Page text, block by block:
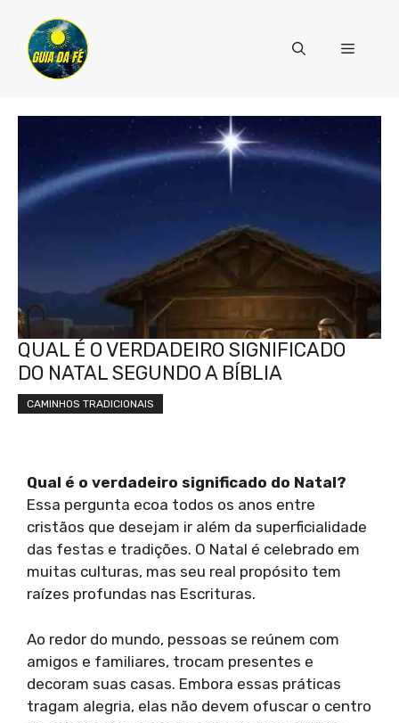
para
conteúdo
Menu
QUAL É O VERDADEIRO SIGNIFICADO
DO NATAL SEGUNDO A BÍBLIA
CAMINHOS TRADICIONAIS
Qual é o verdadeiro significado do Natal?
Essa pergunta ecoa todos os anos entre
cristãos que desejam ir além da superficialidade
das festas e tradições. O Natal é celebrado em
muitas culturas, mas seu real propósito tem
raízes profundas nas Escrituras.
Ao redor do mundo, pessoas se reúnem com
amigos e familiares, trocam presentes e
decoram suas casas. Embora essas práticas
tragam alegria, elas não devem ofuscar o centro